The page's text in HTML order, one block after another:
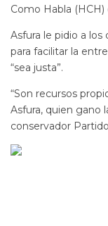
Como Habla (HCH)
Asfura le pidio a los
para facilitar la
“sea justa”.
“Son recursos
Asfura, quien gano
conservador